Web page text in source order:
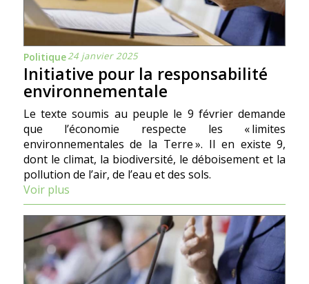
Politique24 janvier 2025
Initiative pour la responsabilité
environnementale
Le texte soumis au peuple le 9 février demande
que l’économie respecte les « limites
environnementales de la Terre ». Il en existe 9,
dont le climat, la biodiversité, le déboisement et la
pollution de l’air, de l’eau et des sols.
Voir plus